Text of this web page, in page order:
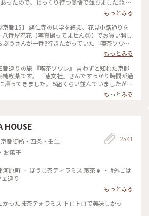
ったので、じっくり待つ覚悟で並びました😊 待
の投稿で拝見していた青の世界を想像し、ワクワ
間ほど待ち、店内へ。 1番奥の、部屋が見渡せる
た。 深く青く、まるで別世界に入ったようです
かし彫りやライトもクラシックでキレイ✨ 頼ん
リーポンチ🌈✨ キレイ～✨ 優しいランプの明か
キラキラします✨ ゼリーの懐かしい感じや優しい
中の氷がゼリーと同じサイズで、ゼリーだと思
てびっくりしてしまいました💦 あっという間に
しまいました😣 まだこの雰囲気の中にいたくて
頼みたい…と思いましたが、きっと外には長い行
るでしょうからお店を後にしました。 またこの
たいです💙 #電車旅 #喫茶ソワレ #喫
もっとみる
京都15】 建仁寺の見学を終え、花見小路通りを
八番屋花花（写真撮ってません😢）でお買い物し
ぶうさんが一番❓行きたがっていた「喫茶ソワ
かいました😊 人気のお店なので長蛇の列ができ
して行ったのですが、運良く２組しか待っていま
15分くらいで案内され、２階の窓側の席へ。若
っかり😱 あ、でも、男性だけで来ているグルー
ーグルトポンチ、さっちぶうさんはゼリーポン
注文しました。 店内の雰囲気は、暗めの照明で
着いていて良い雰囲気でした。 美味しくいただ
もっとみる
都巡りの旅 『喫茶ソワレ』 言わずと知れた京都
純喫茶です。 『恵文社』さんですっかり時間が過
帰ってきました。 5組くらい並んでいましたが、
て すんなりと入店できました。 昔ながらのお店
れ、 狭い店内ですが、運良く2階の窓辺の 小さな
店内は 天井の梁や調度品もシックで美しく 昭
ていますが、 お客さんは若い観光客の方が多
お席もすごく近いのですが、 コーナーだったの
自分の時間を過ごせました✨ ゆるり京都の街歩
が できた素敵な1日でした。 ・ ・ #私のことり
茶 #喫茶店 #ゼリーポンチ #ひんやりスイーツ #
#京都カフェ #レトロ #レトロ喫茶 #昭和レトロ #
四条河原町 #京都 #ことりっぷ京都 #ことりっぷ三都巡りの旅
もっとみる
HOUSE
都御所・四条・壬生
お菓子
2541
河原町 ・ ほうじ茶ティラミス 煎茶🍵 ・ #外ごは
フェ巡り
もっとみる
かった抹茶テォラミス トロトロで美味しかっ